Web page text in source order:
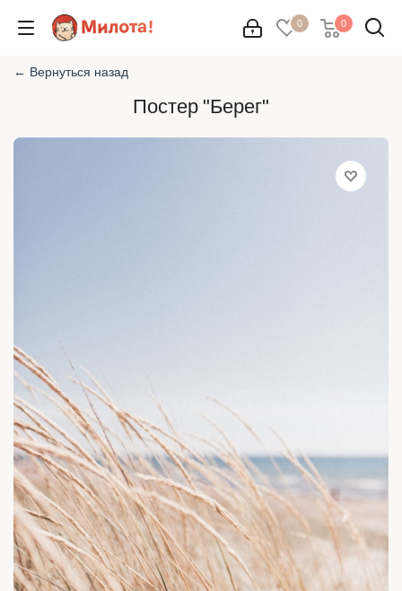
0 0
← Вернуться назад
Постер "Берег"